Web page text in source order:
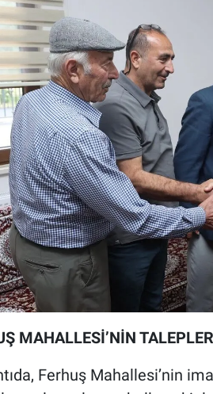
MAHALLESİ’NİN
Ferhuş Mahallesi’nin